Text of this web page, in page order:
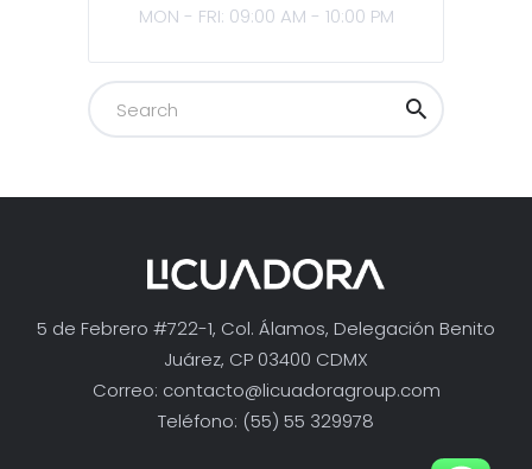
MON - FRI: 09:00 AM - 10:00 PM
5 de Febrero #722-1, Col. Álamos, Delegación Benito
Juárez, CP 03400 CDMX
Correo: contacto@licuadoragroup.com
Teléfono: (55) 55 329978